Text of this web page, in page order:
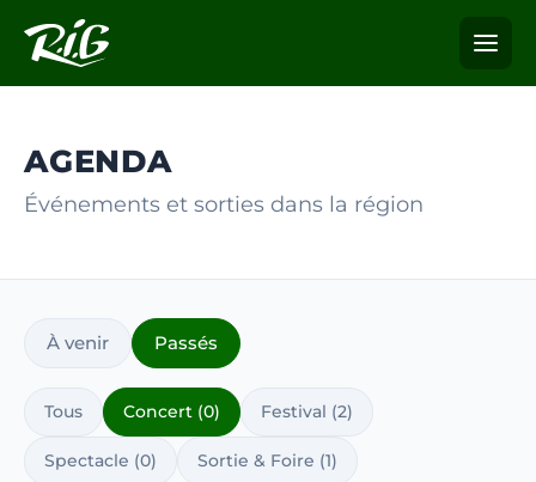
AGENDA
Événements et sorties dans la région
À venir Passés
Tous Concert (0) Festival (2)
Spectacle (0) Sortie & Foire (1)